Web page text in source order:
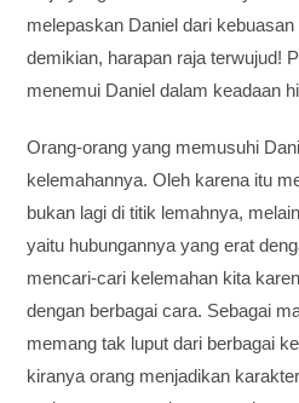
melepaskan Daniel dari
demikian, harapan raja terwujud!
menemui Daniel dalam keadaan
Orang-orang yang memusuhi
kelemahannya. Oleh karena itu
bukan lagi di titik lemahnya,
yaitu hubungannya yang erat
mencari-cari kelemahan kita
dengan berbagai cara. Sebagai
memang tak luput dari berbagai
kiranya orang menjadikan